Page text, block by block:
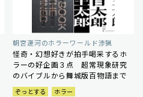
朝宮運河のホラーワールド渉猟
怪奇・幻想好きが拍手喝采するホ
ラーの好企画３点 超常現象研究
のバイブルから舞城版百物語まで
ぞっとする
ホラー